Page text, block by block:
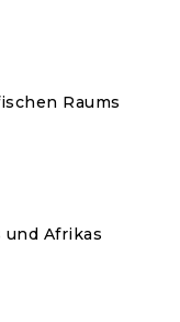
Raums
und Afrikas